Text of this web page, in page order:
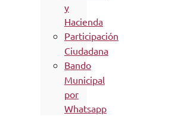
y
Hacienda
Participación
Ciudadana
Bando
Municipal
por
Whatsapp